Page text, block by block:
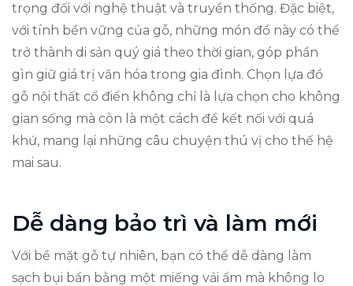
trọng đối với nghệ thuật và truyền thống. Đặc biệt,
với tính bền vững của gỗ, những món đồ này có thể
trở thành di sản quý giá theo thời gian, góp phần
gìn giữ giá trị văn hóa trong gia đình. Chọn lựa đồ
gỗ nội thất cổ điển không chỉ là lựa chọn cho không
gian sống mà còn là một cách để kết nối với quá
khứ, mang lại những câu chuyện thú vị cho thế hệ
mai sau.
Dễ dàng bảo trì và làm mới
Với bề mặt gỗ tự nhiên, bạn có thể dễ dàng làm
sạch bụi bẩn bằng một miếng vải ẩm mà không lo